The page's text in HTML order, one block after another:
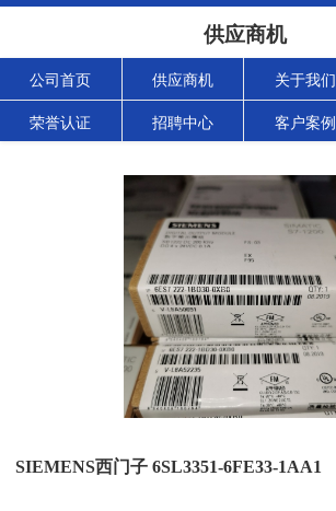
供应商机
公司首页 供应商机 关于我们
荣誉认证 招聘中心 客户案例
SIEMENS西门子 6SL3351-6FE33-1AA1